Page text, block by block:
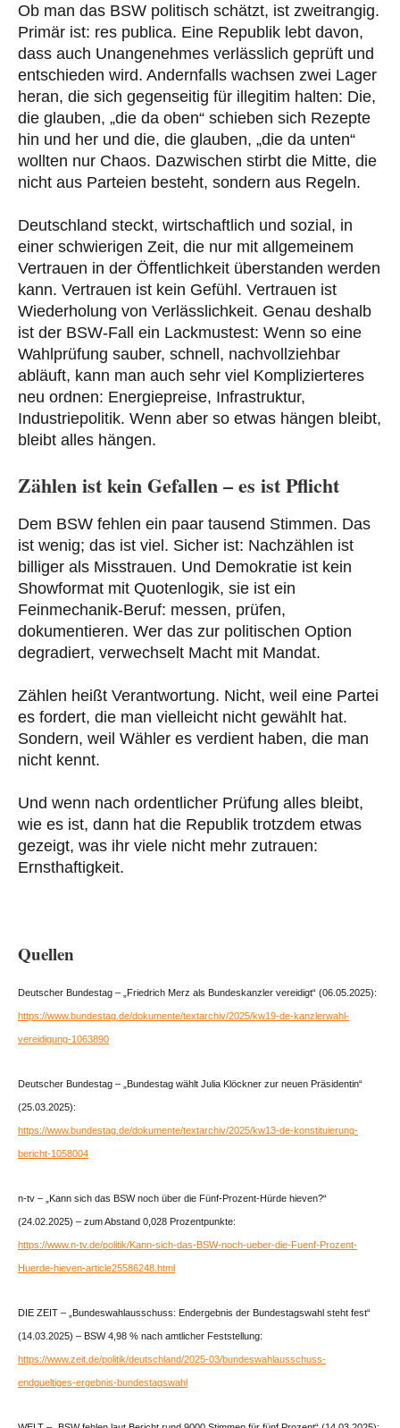
Ob man das BSW politisch schätzt, ist zweitrangig.
Primär ist: res publica. Eine Republik lebt davon,
dass auch Unangenehmes verlässlich geprüft und
entschieden wird. Andernfalls wachsen zwei Lager
heran, die sich gegenseitig für illegitim halten: Die,
die glauben, „die da oben“ schieben sich Rezepte
hin und her und die, die glauben, „die da unten“
wollten nur Chaos. Dazwischen stirbt die Mitte, die
nicht aus Parteien besteht, sondern aus Regeln.
Deutschland steckt, wirtschaftlich und sozial, in
einer schwierigen Zeit, die nur mit allgemeinem
Vertrauen in der Öffentlichkeit überstanden werden
kann. Vertrauen ist kein Gefühl. Vertrauen ist
Wiederholung von Verlässlichkeit. Genau deshalb
ist der BSW-Fall ein Lackmustest: Wenn so eine
Wahlprüfung sauber, schnell, nachvollziehbar
abläuft, kann man auch sehr viel Komplizierteres
neu ordnen: Energiepreise, Infrastruktur,
Industriepolitik. Wenn aber so etwas hängen bleibt,
bleibt alles hängen.
Zählen ist kein Gefallen – es ist Pflicht
Dem BSW fehlen ein paar tausend Stimmen. Das
ist wenig; das ist viel. Sicher ist: Nachzählen ist
billiger als Misstrauen. Und Demokratie ist kein
Showformat mit Quotenlogik, sie ist ein
Feinmechanik-Beruf: messen, prüfen,
dokumentieren. Wer das zur politischen Option
degradiert, verwechselt Macht mit Mandat.
Zählen heißt Verantwortung. Nicht, weil eine Partei
es fordert, die man vielleicht nicht gewählt hat.
Sondern, weil Wähler es verdient haben, die man
nicht kennt.
Und wenn nach ordentlicher Prüfung alles bleibt,
wie es ist, dann hat die Republik trotzdem etwas
gezeigt, was ihr viele nicht mehr zutrauen:
Ernsthaftigkeit.
Quellen
Deutscher Bundestag – „Friedrich Merz als Bundeskanzler vereidigt“ (06.05.2025):
https://www.bundestag.de/dokumente/textarchiv/2025/kw19-de-kanzlerwahl-
vereidigung-1063890
Deutscher Bundestag – „Bundestag wählt Julia Klöckner zur neuen Präsidentin“
(25.03.2025):
https://www.bundestag.de/dokumente/textarchiv/2025/kw13-de-konstituierung-
bericht-1058004
n-tv – „Kann sich das BSW noch über die Fünf-Prozent-Hürde hieven?“
(24.02.2025) – zum Abstand 0,028 Prozentpunkte:
https://www.n-tv.de/politik/Kann-sich-das-BSW-noch-ueber-die-Fuenf-Prozent-
Huerde-hieven-article25586248.html
DIE ZEIT – „Bundeswahlausschuss: Endergebnis der Bundestagswahl steht fest“
(14.03.2025) – BSW 4,98 % nach amtlicher Feststellung:
https://www.zeit.de/politik/deutschland/2025-03/bundeswahlausschuss-
endgueltiges-ergebnis-bundestagswahl